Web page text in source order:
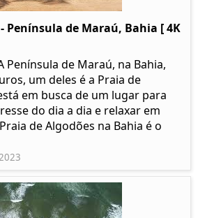
Península de Maraú, Bahia [ 4K
Península de Maraú, na Bahia,
um deles é a Praia de
em busca de um lugar para
do dia a dia e relaxar em
de Algodões na Bahia é o